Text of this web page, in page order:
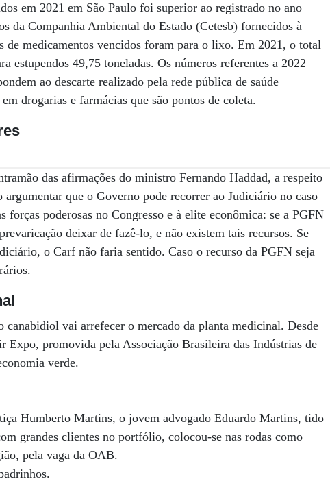
em 2021 em São Paulo foi superior ao registrado no ano
da Companhia Ambiental do Estado (Cetesb) fornecidos à
de medicamentos vencidos foram para o lixo. Em 2021, o total
estupendos 49,75 toneladas. Os números referentes a 2022
ao descarte realizado pela rede pública de saúde
drogarias e farmácias que são pontos de coleta.
das afirmações do ministro Fernando Haddad, a respeito
que o Governo pode recorrer ao Judiciário no caso
forças poderosas no Congresso e à elite econômica: se a PGFN
deixar de fazê-lo, e não existem tais recursos. Se
o Carf não faria sentido. Caso o recurso da PGFN seja
canabidiol vai arrefecer o mercado da planta medicinal. Desde
Expo, promovida pela Associação Brasileira das Indústrias de
verde.
Humberto Martins, o jovem advogado Eduardo Martins, tido
grandes clientes no portfólio, colocou-se nas rodas como
pela vaga da OAB.